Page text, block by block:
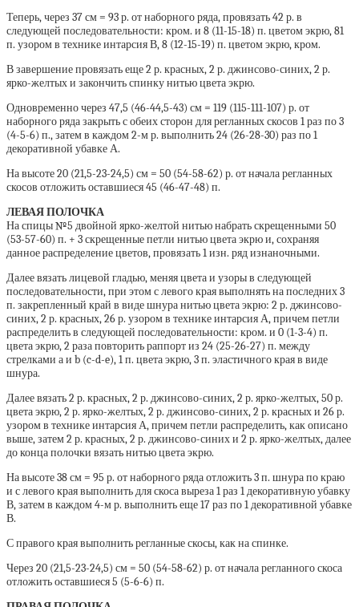
Теперь, через 37 см = 93 р. от наборного ряда, провязать 42 р. в
следующей последовательности: кром. и 8 (11-15-18) п. цветом экрю, 81
п. узором в технике интарсия В, 8 (12-15-19) п. цветом экрю, кром.
В завершение провязать еще 2 р. красных, 2 р. джинсово-синих, 2 р.
ярко-желтых и закончить спинку нитью цвета экрю.
Одновременно через 47,5 (46-44,5-43) см = 119 (115-111-107) р. от
наборного ряда закрыть с обеих сторон для регланных скосов 1 раз по 3
(4-5-6) п., затем в каждом 2-м р. выполнить 24 (26-28-30) раз по 1
декоративной убавке А.
На высоте 20 (21,5-23-24,5) см = 50 (54-58-62) р. от начала регланных
скосов отложить оставшиеся 45 (46-47-48) п.
ЛЕВАЯ ПОЛОЧКА
На спицы №5 двойной ярко-желтой нитью набрать скрещенными 50
(53-57-60) п. + 3 скрещенные петли нитью цвета экрю и, сохраняя
данное распределение цветов, провязать 1 изн. ряд изнаночными.
Далее вязать лицевой гладью, меняя цвета и узоры в следующей
последовательности, при этом с левого края выполнять на последних 3
п. закрепленный край в виде шнура нитью цвета экрю: 2 р. джинсово-
синих, 2 р. красных, 26 р. узором в технике интарсия А, причем петли
распределить в следующей последовательности: кром. и 0 (1-3-4) п.
цвета экрю, 2 раза повторить раппорт из 24 (25-26-27) п. между
стрелками а и b (c-d-e), 1 п. цвета экрю, 3 п. эластичного края в виде
шнура.
Далее вязать 2 р. красных, 2 р. джинсово-синих, 2 р. ярко-желтых, 50 р.
цвета экрю, 2 р. ярко-желтых, 2 р. джинсово-синих, 2 р. красных и 26 р.
узором в технике интарсия А, причем петли распределить, как описано
выше, затем 2 р. красных, 2 р. джинсово-синих и 2 р. ярко-желтых, далее
до конца полочки вязать нитью цвета экрю.
На высоте 38 см = 95 р. от наборного ряда отложить 3 п. шнура по краю
и с левого края выполнить для скоса выреза 1 раз 1 декоративную убавку
В, затем в каждом 4-м р. выполнить еще 17 раз по 1 декоративной убавке
В.
С правого края выполнить регланные скосы, как на спинке.
Через 20 (21,5-23-24,5) см = 50 (54-58-62) р. от начала регланного скоса
отложить оставшиеся 5 (5-6-6) п.